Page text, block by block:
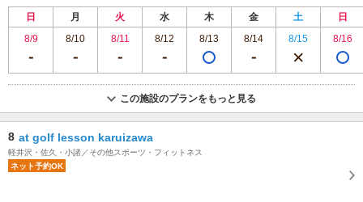
日 月 火 水 木 金 土
日
8/9
8/10 8/11 8/12 8/13 8/14 8/15 8/16
この施設のプランをもっと見る
8 at golf lesson karuizawa
軽井沢・佐久・小諸／その他スポーツ・フィットネス
ネット予約OK